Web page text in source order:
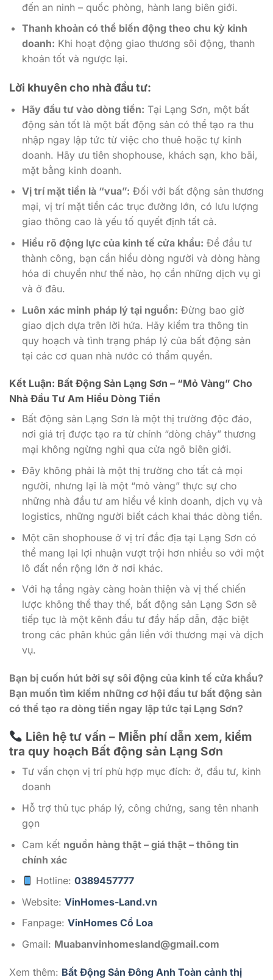
đến an ninh – quốc phòng, hành lang biên giới.
Thanh khoản có thể biến động theo chu kỳ kinh
doanh: Khi hoạt động giao thương sôi động, thanh
khoản tốt và ngược lại.
Lời khuyên cho nhà đầu tư:
Hãy đầu tư vào dòng tiền: Tại Lạng Sơn, một bất
động sản tốt là một bất động sản có thể tạo ra thu
nhập ngay lập tức từ việc cho thuê hoặc tự kinh
doanh. Hãy ưu tiên shophouse, khách sạn, kho bãi,
mặt bằng kinh doanh.
Vị trí mặt tiền là “vua”: Đối với bất động sản thương
mại, vị trí mặt tiền các trục đường lớn, có lưu lượng
giao thông cao là yếu tố quyết định tất cả.
Hiểu rõ động lực của kinh tế cửa khẩu: Để đầu tư
thành công, bạn cần hiểu dòng người và dòng hàng
hóa di chuyển như thế nào, họ cần những dịch vụ gì
và ở đâu.
Luôn xác minh pháp lý tại nguồn: Đừng bao giờ
giao dịch dựa trên lời hứa. Hãy kiểm tra thông tin
quy hoạch và tình trạng pháp lý của bất động sản
tại các cơ quan nhà nước có thẩm quyền.
Kết Luận: Bất Động Sản Lạng Sơn – “Mỏ Vàng” Cho
Nhà Đầu Tư Am Hiểu Dòng Tiền
Bất động sản Lạng Sơn là một thị trường độc đáo,
nơi giá trị được tạo ra từ chính “dòng chảy” thương
mại không ngừng nghỉ qua cửa ngõ biên giới.
Đây không phải là một thị trường cho tất cả mọi
người, nhưng lại là một “mỏ vàng” thực sự cho
những nhà đầu tư am hiểu về kinh doanh, dịch vụ và
logistics, những người biết cách khai thác dòng tiền.
Một căn shophouse ở vị trí đắc địa tại Lạng Sơn có
thể mang lại lợi nhuận vượt trội hơn nhiều so với một
lô đất nền rộng lớn ở nơi khác.
Với hạ tầng ngày càng hoàn thiện và vị thế chiến
lược không thể thay thế, bất động sản Lạng Sơn sẽ
tiếp tục là một kênh đầu tư đầy hấp dẫn, đặc biệt
trong các phân khúc gắn liền với thương mại và dịch
vụ.
Bạn bị cuốn hút bởi sự sôi động của kinh tế cửa khẩu?
Bạn muốn tìm kiếm những cơ hội đầu tư bất động sản
có thể tạo ra dòng tiền ngay lập tức tại Lạng Sơn?
Liên hệ tư vấn – Miễn phí dẫn xem, kiểm
tra quy hoạch Bất động sản Lạng Sơn
Tư vấn chọn vị trí phù hợp mục đích: ở, đầu tư, kinh
doanh
Hỗ trợ thủ tục pháp lý, công chứng, sang tên nhanh
gọn
Cam kết nguồn hàng thật – giá thật – thông tin
chính xác
Hotline:0389457777
Website: VinHomes-Land.vn
Fanpage: VinHomes Cổ Loa
Gmail: Muabanvinhomesland@gmail.com
Xem thêm: Bất Động Sản Đông Anh Toàn cảnh thị